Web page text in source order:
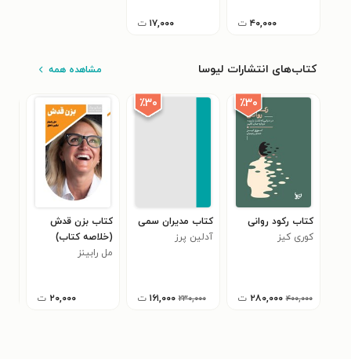
۴۰,۰۰۰ ت ۱۷,۰۰۰ ت
کتاب‌های انتشارات لیوسا مشاهده همه
٪۳۰
کتاب رکود روانی
کوری کیز
۴۰۰,۰۰۰ ۲۸۰,۰۰۰ ت
٪۳۰
کتاب مدیران سمی
آدلین پرز
۲۳۰,۰۰۰ ۱۶۱,۰۰۰ ت
کتاب بزن قدش
(خلاصه کتاب)
مل رابینز
۲۰,۰۰۰ ت